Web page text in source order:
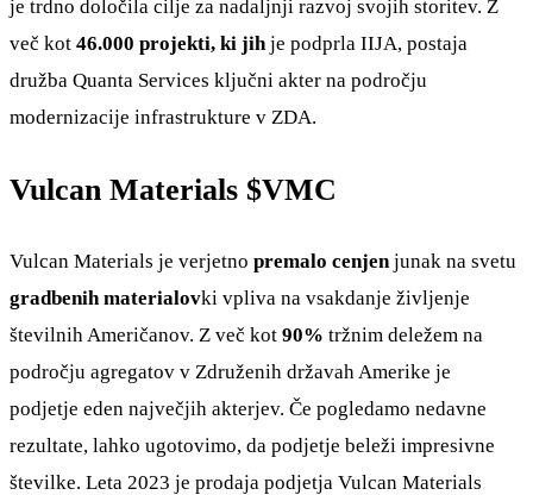
je trdno določila cilje za nadaljnji razvoj svojih storitev. Z
več kot 46.000 projekti, ki jihje podprla IIJA, postaja
družba Quanta Services ključni akter na področju
modernizacije infrastrukture v ZDA.
Vulcan Materials $VMC
Vulcan Materials je verjetno premalo cenjen junak na svetu
gradbenih materialovki vpliva na vsakdanje življenje
številnih Američanov. Z več kot 90% tržnim deležem na
področju agregatov v Združenih državah Amerike je
podjetje eden največjih akterjev. Če pogledamo nedavne
rezultate, lahko ugotovimo, da podjetje beleži impresivne
številke. Leta 2023 je prodaja podjetja Vulcan Materials